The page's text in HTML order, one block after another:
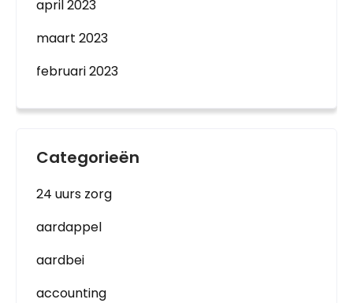
april 2023
maart 2023
februari 2023
Categorieën
24 uurs zorg
aardappel
aardbei
accounting